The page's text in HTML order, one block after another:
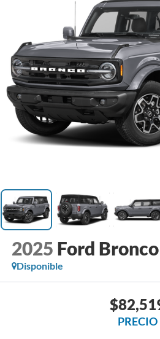
2025 Ford Bronco
Disponible
PRECIO